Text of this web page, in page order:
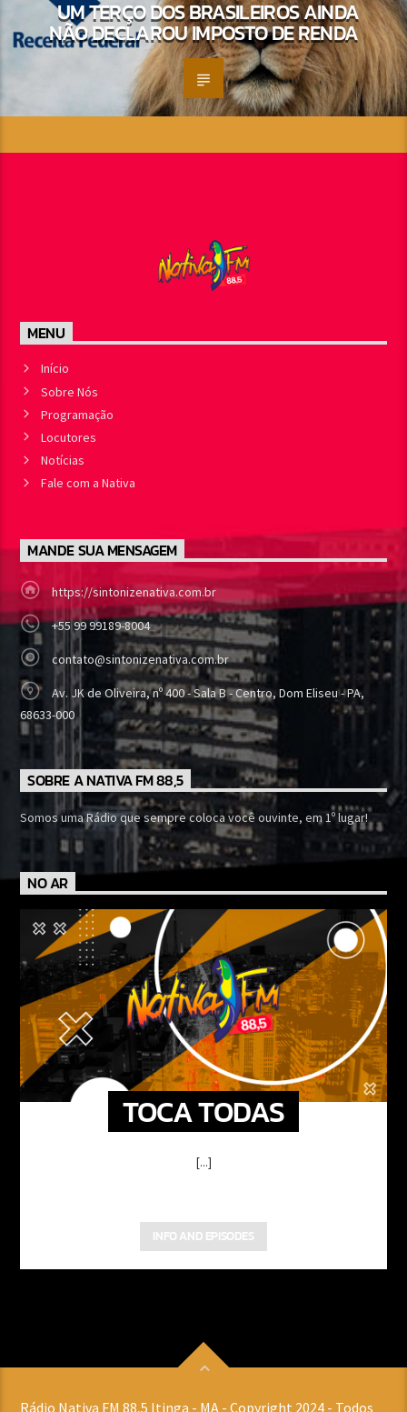
UM TERÇO DOS BRASILEIROS AINDA
NÃO DECLAROU IMPOSTO DE RENDA
MENU
Início
Sobre Nós
Programação
Locutores
Notícias
Fale com a Nativa
MANDE SUA MENSAGEM
https://sintonizenativa.com.br
+55 99 99189-8004
contato@sintonizenativa.com.br
Av. JK de Oliveira, nº 400 - Sala B - Centro, Dom Eliseu - PA,
68633-000
SOBRE A NATIVA FM 88,5
Somos uma Rádio que sempre coloca você ouvinte, em 1º lugar!
NO AR
TOCA TODAS
[...]
INFO AND EPISODES
Rádio Nativa FM 88,5 Itinga - MA - Copyright 2024 - Todos